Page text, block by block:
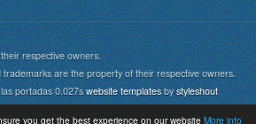
you get the best experience on our website More info
respective owners.
are the property of their respective owners.
portadas 0.027s website templates by styleshout